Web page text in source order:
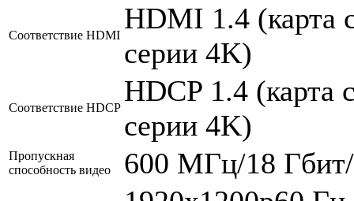
Соответствие HDMI
HDMI 1.4 (карта
серии 4K)
Соответствие HDCP
HDCP 1.4 (карта
серии 4K)
Пропускная
способность видео
600 МГц/18